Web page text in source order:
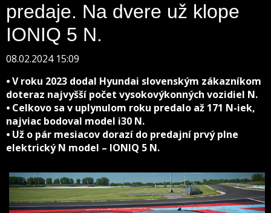
predaje. Na dvere už klope
IONIQ 5 N.
08.02.2024 15:09
⦁ V roku 2023 dodal Hyundai slovenským zákazníkom
doteraz najvyšší počet vysokovýkonných vozidiel N.
⦁ Celkovo sa v uplynulom roku predalo až 171 N-iek,
najviac bodoval model i30 N.
⦁ Už o pár mesiacov dorazí do predajní prvý plne
elektrický N model – IONIQ 5 N.